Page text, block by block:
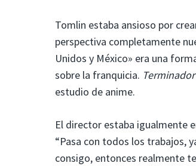
Tomlin estaba ansioso por
perspectiva completamente
Unidos y México» era una
sobre la franquicia. Terminador
estudio de anime.
El director estaba igualmente
“Pasa con todos los trabajos,
consigo, entonces realmente